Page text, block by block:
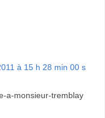
à 15 h 28 min 00 s
a-monsieur-tremblay